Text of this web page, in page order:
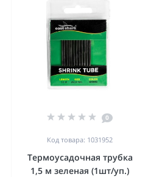
0
Код товара: 1031952
Термоусадочная трубка
1,5 м зеленая (1шт/уп.)